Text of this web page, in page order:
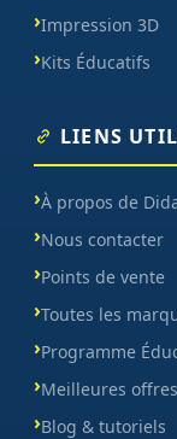
Impression 3D
Kits Éducatifs
LIENS
À propos de
Nous contacter
Points de vente
Toutes les
Programme
Meilleures offres
Blog & tutoriels